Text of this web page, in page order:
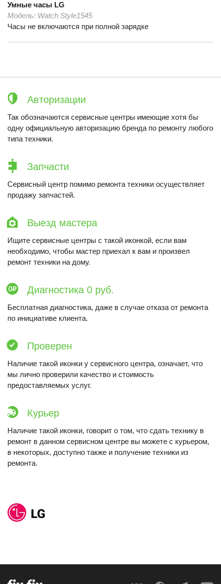
Умные часы LG
Модель: Watch Style1545
Часы не включаются при полной зарядке
Авторизации
Так обозначаются сервисные центры имеющие хотя бы
одну официальную авторизацию бренда по ремонту любого
типа техники.
Запчасти
Сервисный центр помимо ремонта техники осуществляет
продажу запчастей.
Выезд мастера
Ищите сервисные центры с такой иконкой, если вам
необходимо, чтобы мастер приехал к вам и произвел
ремонт техники на дому.
Диагностика 0 руб.
Бесплатная диагностика, даже в случае отказа от ремонта
по инициативе клиента.
Проверен
Наличие такой иконки у сервисного центра, означает, что
мы лично проверили качество и стоимость
предоставляемых услуг.
Курьер
Наличие такой иконки, говорит о том, что сдать технику в
ремонт в данном сервисном центре вы можете с курьером,
в некоторых, доступно также и получение техники из
ремонта.